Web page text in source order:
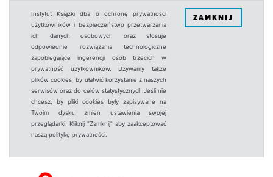
Instytut Książki dba o ochronę prywatności
użytkowników i bezpieczeństwo przetwarzania
ich danych osobowych oraz stosuje
odpowiednie rozwiązania technologiczne
zapobiegające ingerencji osób trzecich w
prywatność użytkowników. Używamy także
plików cookies, by ułatwić korzystanie z naszych
serwisów oraz do celów statystycznych.Jeśli nie
chcesz, by pliki cookies były zapisywane na
Twoim dysku zmień ustawienia swojej
przeglądarki. Kliknij "Zamknij" aby zaakceptować
naszą politykę prywatności.
ZAMKNIJ